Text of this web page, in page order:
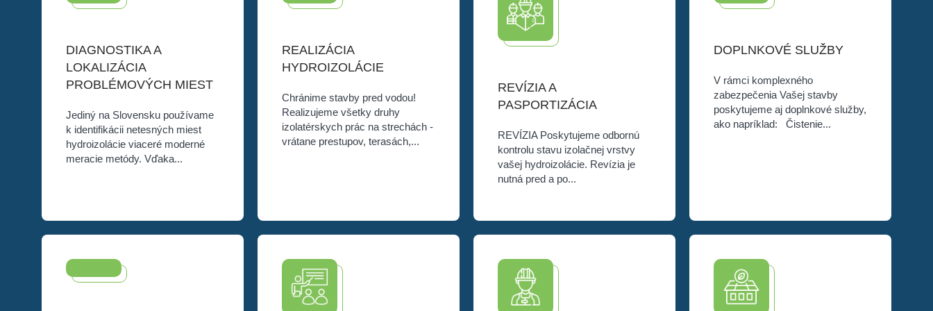
DIAGNOSTIKA A
LOKALIZÁCIA
PROBLÉMOVÝCH MIEST
Jediný na Slovensku používame
k identifikácii netesných miest
hydroizolácie viaceré moderné
meracie metódy. Vďaka...
REALIZÁCIA
HYDROIZOLÁCIE
Chránime stavby pred vodou!
Realizujeme všetky druhy
izolatérskych prác na strechách
-vrátane prestupov, terasách,...
REVÍZIA A
PASPORTIZÁCIA
REVÍZIA Poskytujeme odbornú
kontrolu stavu izolačnej vrstvy
vašej hydroizolácie. Revízia je
nutná pred a po...
DOPLNKOVÉ SLUŽBY
V rámci komplexného
zabezpečenia Vašej stavby
poskytujeme aj doplnkové
služby, ako napríklad: Čistenie...